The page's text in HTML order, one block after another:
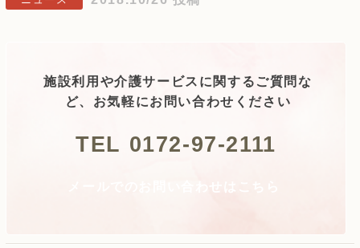
施設利用や介護サービスに関するご質問な
ど、お気軽にお問い合わせください
TEL 0172-97-2111